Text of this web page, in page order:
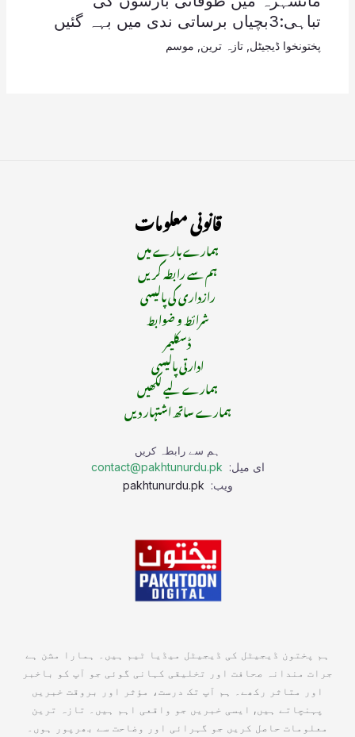
تباہی:3بچیاں برساتی ندی میں بہہ گئیں
پختونخوا ڈیجیٹل تازہ ترین موسم
قانونی معلومات
ہمارے بارے میں
ہم سے رابطہ کریں
رازداری کی پالیسی
شرائط و ضوابط
ڈسکلیمر
ادارتی پالیسی
ہمارے لیے لکھیں
ہمارے ساتھ اشتہار دیں
ہم سے رابطہ کریں
ای میل: contact@pakhtunurdu.pk
ویب:
ہم پختون ڈیجیٹل کی ڈیجیٹل میڈیا ٹیم ہیں۔ ہمارا مشن ہے
جرات مندانہ صحافت اور تخلیقی کہانی گوئی جو آپ کو باخبر
اور متاثر رکھے۔ ہم آپ تک درست، مؤثر اور بروقت خبریں
پہنچاتے ہیں, ایسی خبریں جو واقعی اہم ہیں۔ تازہ ترین
معلومات حاصل کریں جو گہرائی اور وضاحت سے بھرپور ہوں۔